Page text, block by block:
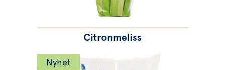
Citronmeliss
Nyhet